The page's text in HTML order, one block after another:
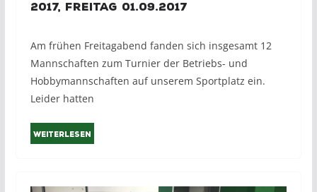
2017, Freitag 01.09.2017
Am frühen Freitagabend fanden sich insgesamt 12
Mannschaften zum Turnier der Betriebs- und
Hobbymannschaften auf unserem Sportplatz ein.
Leider hatten
Weiterlesen